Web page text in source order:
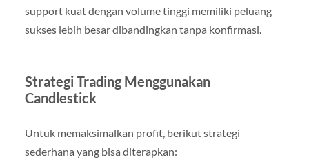
support kuat dengan volume tinggi memiliki peluang
sukses lebih besar dibandingkan tanpa konfirmasi.
Strategi Trading Menggunakan
Candlestick
Untuk memaksimalkan profit, berikut strategi
sederhana yang bisa diterapkan: